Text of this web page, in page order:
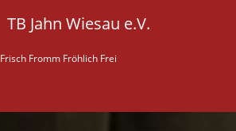
TB Jahn Wiesau e.V.
Frisch Fromm Fröhlich Frei